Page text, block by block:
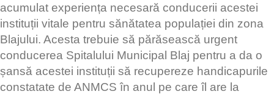
acumulat experiența necesară conducerii acestei
instituții vitale pentru sănătatea populației din zona
Blajului. Acesta trebuie să părăsească urgent
conducerea Spitalului Municipal Blaj pentru a da o
șansă acestei instituții să recupereze handicapurile
constatate de ANMCS în anul pe care îl are la